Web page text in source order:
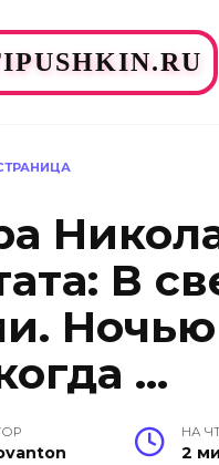
В
…
НА
2